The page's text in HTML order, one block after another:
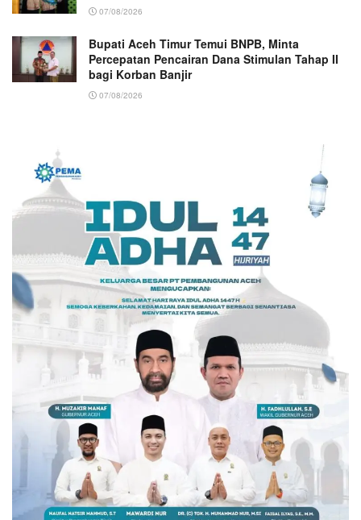
07/08/2026
Bupati Aceh Timur Temui BNPB, Minta
Percepatan Pencairan Dana Stimulan Tahap II
bagi Korban Banjir
07/08/2026